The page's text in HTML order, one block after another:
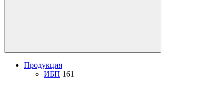
Продукция
ИБП 161